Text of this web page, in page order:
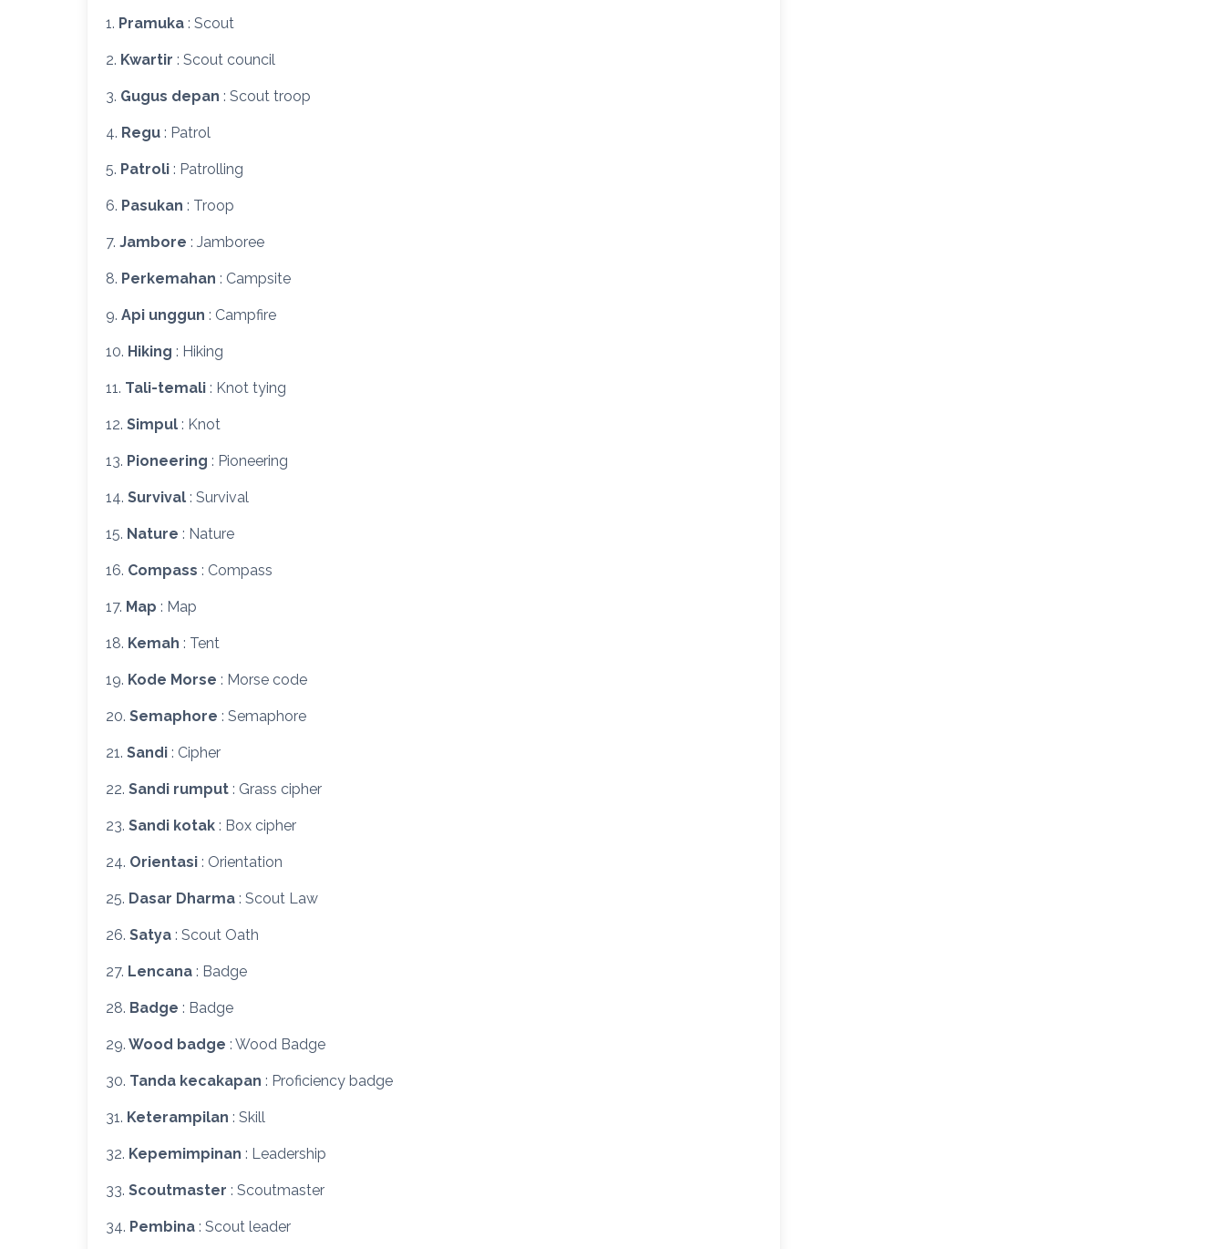
1. Pramuka : Scout
2. Kwartir : Scout council
3. Gugus depan : Scout troop
4. Regu : Patrol
5. Patroli : Patrolling
6. Pasukan : Troop
7. Jambore : Jamboree
8. Perkemahan : Campsite
9. Api unggun : Campfire
10. Hiking : Hiking
11. Tali-temali : Knot tying
12. Simpul : Knot
13. Pioneering : Pioneering
14. Survival : Survival
15. Nature : Nature
16. Compass : Compass
17. Map : Map
18. Kemah : Tent
19. Kode Morse : Morse code
20. Semaphore : Semaphore
21. Sandi : Cipher
22. Sandi rumput : Grass cipher
23. Sandi kotak : Box cipher
24. Orientasi : Orientation
25. Dasar Dharma : Scout Law
26. Satya : Scout Oath
27. Lencana : Badge
28. Badge : Badge
29. Wood badge : Wood Badge
30. Tanda kecakapan : Proficiency badge
31. Keterampilan : Skill
32. Kepemimpinan : Leadership
33. Scoutmaster : Scoutmaster
34. Pembina : Scout leader